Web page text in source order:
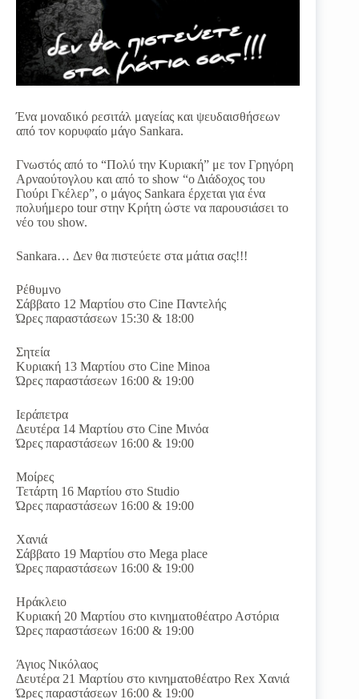
Ένα μοναδικό ρεσιτάλ μαγείας και ψευδαισθήσεων
από τον κορυφαίο μάγο Sankara.
Γνωστός από το “Πολύ την Κυριακή” με τον Γρηγόρη
Αρναούτογλου και από το show “ο Διάδοχος του
Γιούρι Γκέλερ”, ο μάγος Sankara έρχεται για ένα
πολυήμερο tour στην Κρήτη ώστε να παρουσιάσει το
νέο του show.
Sankara… Δεν θα πιστεύετε στα μάτια σας!!!
Ρέθυμνο
Σάββατο 12 Μαρτίου στο Cine Παντελής
Ώρες παραστάσεων 15:30 & 18:00
Σητεία
Κυριακή 13 Μαρτίου στο Cine Minoa
Ώρες παραστάσεων 16:00 & 19:00
Iεράπετρα
Δευτέρα 14 Μαρτίου στο Cine Mινόα
Ώρες παραστάσεων 16:00 & 19:00
Μοίρες
Τετάρτη 16 Μαρτίου στο Studio
Ώρες παραστάσεων 16:00 & 19:00
Χανιά
Σάββατο 19 Μαρτίου στο Mega place
Ώρες παραστάσεων 16:00 & 19:00
Ηράκλειο
Κυριακή 20 Μαρτίου στο κινηματοθέατρο Αστόρια
Ώρες παραστάσεων 16:00 & 19:00
Άγιος Νικόλαος
Δευτέρα 21 Μαρτίου στο κινηματοθέατρο Rex Χανιά
Ώρες παραστάσεων 16:00 & 19:00